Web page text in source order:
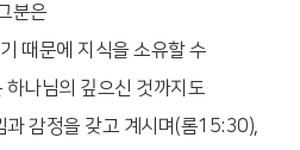
분은
때문에 지식을 소유할 수
나님의 깊으신 것까지도
과 감정을 갖고 계시며(롬15:30),